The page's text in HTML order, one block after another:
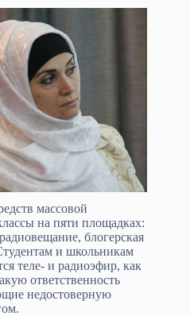
массовой
на пяти площадках:
блогерская
и школьникам
теле- и радиоэфир, как
ответственность
недостоверную